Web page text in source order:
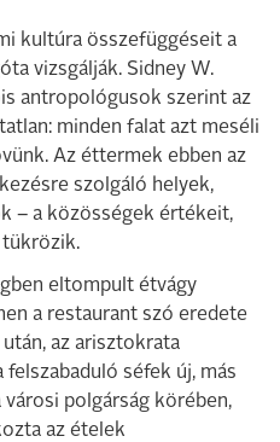
kultúra összefüggéseit a
vizsgálják. Sidney W.
antropológusok szerint az
minden falat azt meséli
Az éttermek ebben az
szolgáló helyek,
– a közösségek értékeit,
tükrözik.
eltompult étvágy
a restaurant szó eredete
az arisztokrata
felszabaduló séfek új, más
polgárság körében,
az ételek